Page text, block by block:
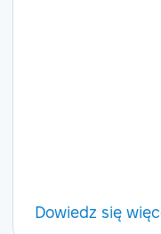
Dowiedz się